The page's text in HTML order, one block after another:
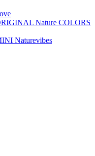
Nature COLORS
Naturevibes